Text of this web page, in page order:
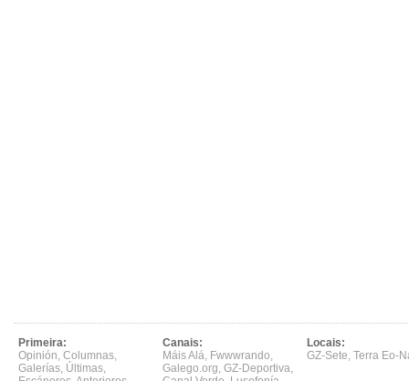
Primeira:
Opinión, Columnas,
Galerías, Últimas,
Canais:
Máis Alá, Fwwwrando,
Galego.org, GZ-Deportiva,
Locais:
GZ-Sete, Terra Eo-